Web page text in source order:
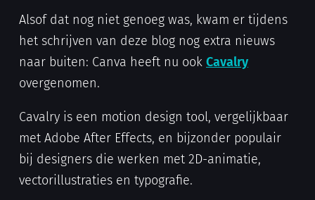
Alsof dat nog niet genoeg was, kwam er tijdens
het schrijven van deze blog nog extra nieuws
naar buiten: Canva heeft nu ook Cavalry
overgenomen.
Cavalry is een motion design tool, vergelijkbaar
met Adobe After Effects, en bijzonder populair
bij designers die werken met 2D-animatie,
vectorillustraties en typografie.